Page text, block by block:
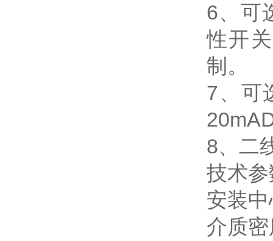
6、可
性开
制。
7、可
8、二
技术
安装
介质